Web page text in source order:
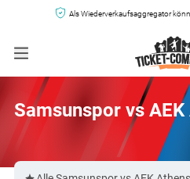
Als Wiederverkaufsaggregator
Samsunspor vs